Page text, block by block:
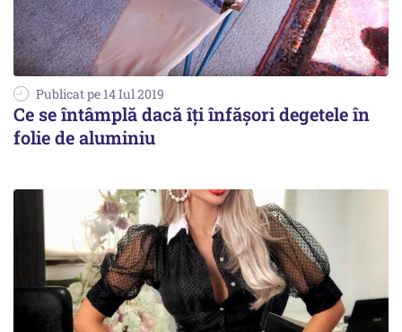
Publicat pe 14 Iul 2019
Ce se întâmplă dacă îţi înfăşori degetele în
folie de aluminiu